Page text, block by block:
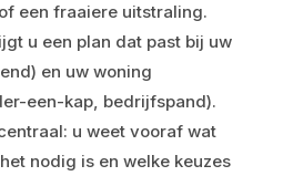
een fraaiere uitstraling.
u een plan dat past bij uw
en uw woning
een-kap, bedrijfspand).
u weet vooraf wat
nodig is en welke keuzes